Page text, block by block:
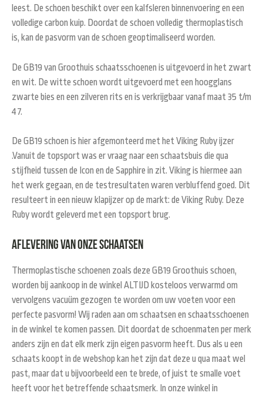
leest. De schoen beschikt over een kalfsleren binnenvoering en een
volledige carbon kuip. Doordat de schoen volledig thermoplastisch
is, kan de pasvorm van de schoen geoptimaliseerd worden.
De GB19 van Groothuis schaatsschoenen is uitgevoerd in het zwart
en wit. De witte schoen wordt uitgevoerd met een hoogglans
zwarte bies en een zilveren rits en is verkrijgbaar vanaf maat 35 t/m
47.
De GB19 schoen is hier afgemonteerd met het Viking Ruby ijzer
.Vanuit de topsport was er vraag naar een schaatsbuis die qua
stijfheid tussen de Icon en de Sapphire in zit. Viking is hiermee aan
het werk gegaan, en de testresultaten waren verbluffend goed. Dit
resulteert in een nieuw klapijzer op de markt: de Viking Ruby. Deze
Ruby wordt geleverd met een topsport brug.
Aflevering van onze schaatsen
Thermoplastische schoenen zoals deze GB19 Groothuis schoen,
worden bij aankoop in de winkel ALTIJD kosteloos verwarmd om
vervolgens vacuüm gezogen te worden om uw voeten voor een
perfecte pasvorm! Wij raden aan om schaatsen en schaatsschoenen
in de winkel te komen passen. Dit doordat de schoenmaten per merk
anders zijn en dat elk merk zijn eigen pasvorm heeft. Dus als u een
schaats koopt in de webshop kan het zijn dat deze u qua maat wel
past, maar dat u bijvoorbeeld een te brede, of juist te smalle voet
heeft voor het betreffende schaatsmerk. In onze winkel in